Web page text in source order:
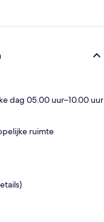
dag 05.00 uur–10.00 uur
ruimte